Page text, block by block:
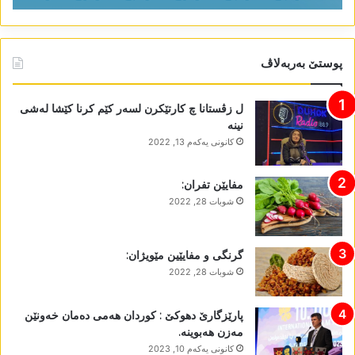
پوستێ بەربەلاڤ
ل زڤستانا چ کارتێکرن لسەر کێم کرنا کێشا لەشی
نینە
كانونی یه‌كه‌م 13, 2022
مفایێن تفران:
شوبات 28, 2022
گرنگی و مفایێین مێویژان:
شوبات 28, 2022
پارێزگارێ دھوکێ : کوردان ھەمی دەمان خەونێن
مەزن ھەبوینە.
كانونی یه‌كه‌م 10, 2023